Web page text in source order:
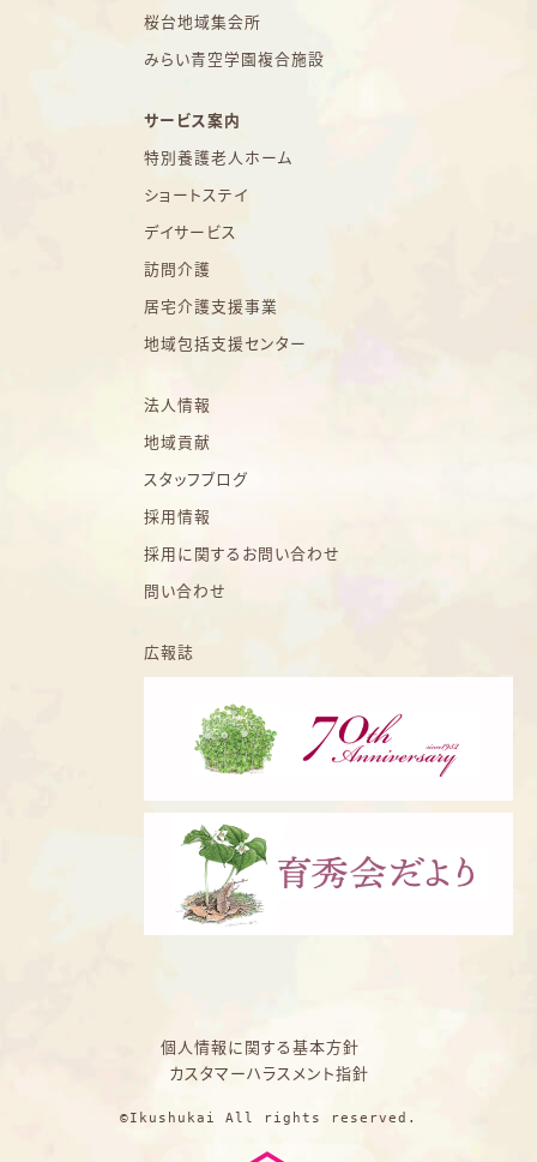
桜台地域集会所
みらい青空学園複合施設
サービス案内
特別養護老人ホーム
ショートステイ
デイサービス
訪問介護
居宅介護支援事業
地域包括支援センター
法人情報
地域貢献
スタッフブログ
採用情報
採用に関するお問い合わせ
問い合わせ
広報誌
個人情報に関する基本方針
カスタマーハラスメント指針
©Ikushukai All rights reserved.